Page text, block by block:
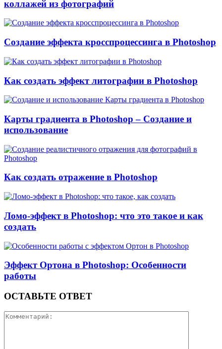
коллажей из фотографий
Создание эффекта кросспроцессинга в Photoshop
Как создать эффект литографии в Photoshop
Карты градиента в Photoshop – Создание и
использование
Как создать отражение в Photoshop
Ломо-эффект в Photoshop: что это такое и как
создать
Эффект Ортона в Photoshop: Особенности
работы
ОСТАВЬТЕ ОТВЕТ